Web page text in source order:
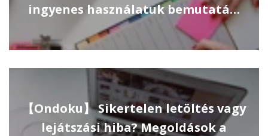
ingyenes használatuk bemutatá…
【Ondoku】 Sikertelen letöltés vagy
lejátszási hiba? Megoldások a